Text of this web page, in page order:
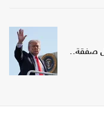
صفقة..